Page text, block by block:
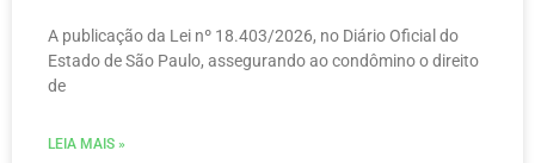
A publicação da Lei nº 18.403/2026, no Diário Oficial do
Estado de São Paulo, assegurando ao condômino o direito
de
LEIA MAIS »